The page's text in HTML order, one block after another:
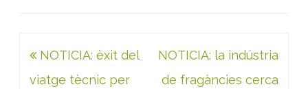
Navegació
d'entrades
NOTICIA: èxit del
viatge tècnic per
NOTICIA: la indústria
de fragàncies cerca